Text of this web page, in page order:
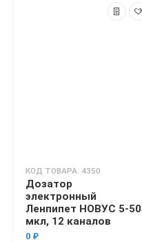
КОД ТОВАРА: 4350
Дозатор
электронный
Ленпипет НОВУС 5-50
мкл, 12 каналов
0 ₽